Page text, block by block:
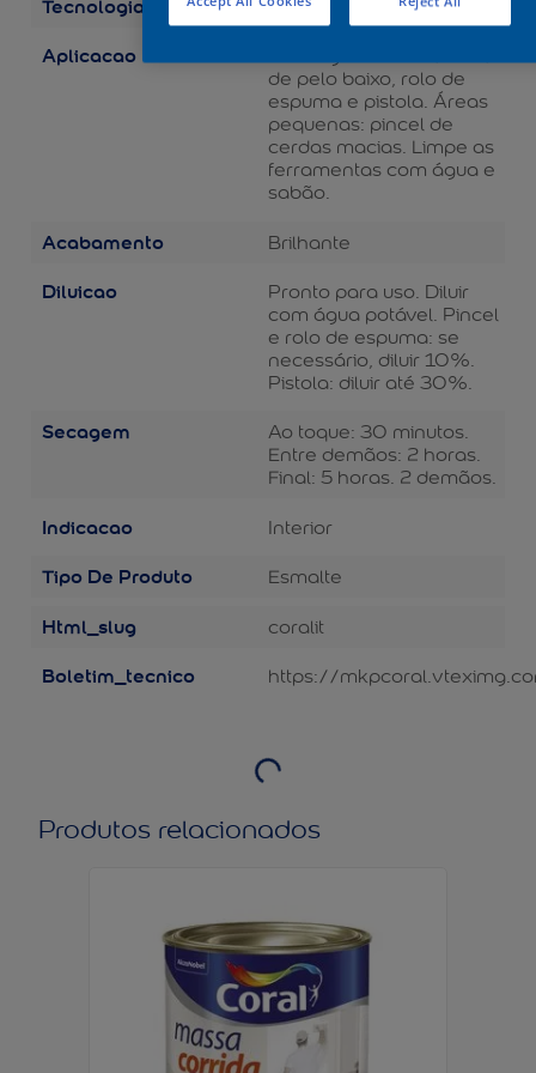
Balance
Aplicacao
de pelo baixo, rolo de
espuma e pistola. Áreas
pequenas: pincel de
cerdas macias. Limpe as
ferramentas com água e
sabão.
Acabamento Brilhante
Diluicao
Pronto para uso. Diluir
com água potável. Pincel
e rolo de espuma: se
necessário, diluir 10%.
Pistola: diluir até 30%.
Secagem
Ao toque: 30 minutos.
Entre demãos: 2 horas.
Final: 5 horas. 2 demãos.
Indicacao Interior
Tipo De Produto Esmalte
Html_slug coralit
Boletim_tecnico https://
Produtos relacionados